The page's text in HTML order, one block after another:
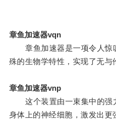
章鱼加速器vqn
章鱼加速器是一项令人惊
殊的生物学特性，实现了无与
章鱼加速器vnp
这个装置由一束集中的强
身体上的神经细胞，激发出更